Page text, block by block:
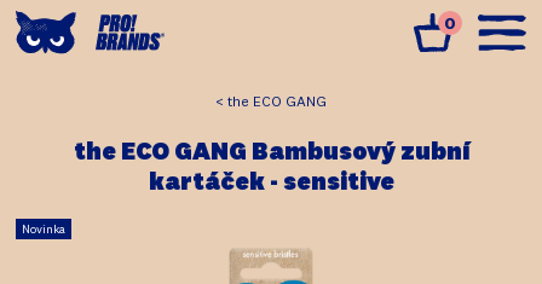
0
the ECO GANG
the ECO GANG Bambusový zubní
kartáček - sensitive
Novinka